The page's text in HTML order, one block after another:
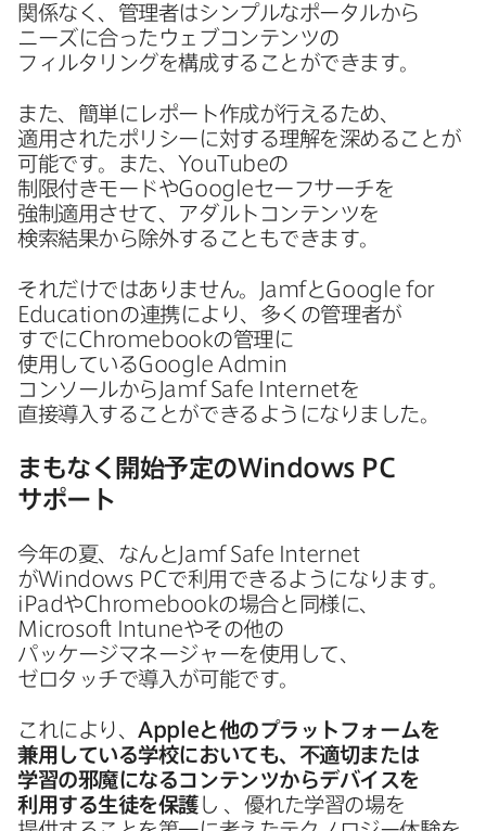
関係なく、​管理者は​シンプルな​ポータルから​
ニーズに​合った​ウェブコンテンツの​
フィルタリングを​構成する​ことができます。
また、​簡単に​レポート作成が​行える​ため、​
適用された​ポリシーに​対する​理解を​深める​ことが​
可能です。​また、YouTubeの​
制限付きモードやGoogleセーフサーチを​
強制適用させて、​アダルトコンテンツを​
検索結果から​除外する​ことも​できます。
それだけでは​ありません。 Jamfと Google for
Educationの​連携に​より、​多くの​管理者が​
すでにChromebookの​管理に​
使用しているGoogle Admin
コンソールから Jamf Safe Internetを​
直接導入する​ことができるようになりました。
まもなく​開始予定のWindows PC
サポート
今年の​夏、​なんと Jamf Safe Internet
がWindows PCで​利用できるようになります。
iPadやChromebookの​場合と​同様に、
Microsoft Intuneや​その​他の​
パッケージマネージャーを​使用して、​
ゼロタッチで​導入が​可能です。
これに​より、 Appleと​他の​プラットフォームを​
兼用している​学校に​おいても、​不適切または​
学習の​邪魔に​なる​コンテンツからデバイスを​
利用する​生徒を​保護し
、​優れた​学習の​場を​